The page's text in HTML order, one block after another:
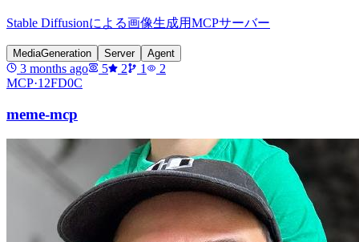
Stable Diffusionによる画像生成用MCPサーバー
MediaGeneration Server Agent
3 months ago 5 2 1
2
MCP·12FD0C
meme-mcp